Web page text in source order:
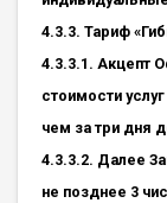
4.3.3. Тариф
4.3.3.1. Акцепт
стоимости
чем за три дня
4.3.3.2. Далее
не позднее 3